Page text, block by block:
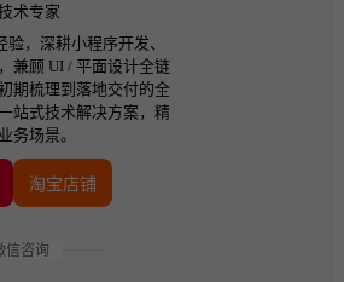
术专家
，深耕小程序开发、
兼顾 UI / 平面设计全链
期梳理到落地交付的全
站式技术解决方案，精
务场景。
淘宝店铺
信咨询